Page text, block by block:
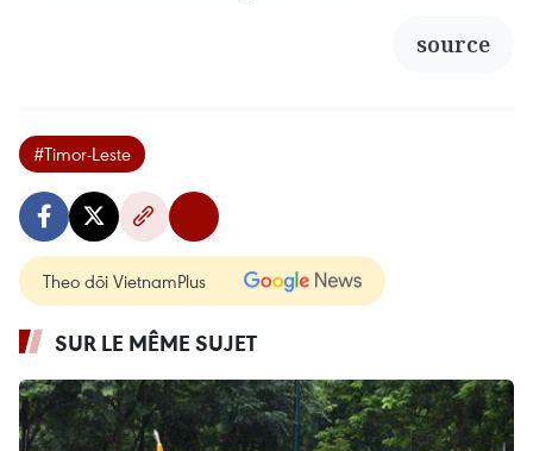
source
#Timor-Leste
Theo dõi VietnamPlus
SUR LE MÊME SUJET